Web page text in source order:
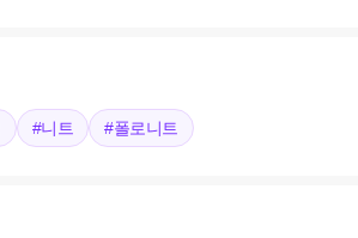
#니트 #폴로니트